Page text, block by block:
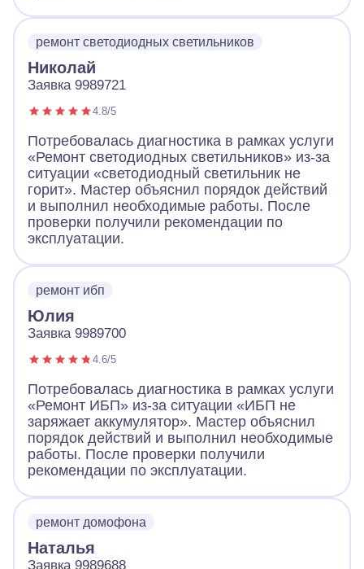
ремонт светодиодных светильников
Николай
Заявка 9989721
4.8/5
Потребовалась диагностика в рамках услуги
«Ремонт светодиодных светильников» из-за
ситуации «светодиодный светильник не
горит». Мастер объяснил порядок действий
и выполнил необходимые работы. После
проверки получили рекомендации по
эксплуатации.
ремонт ибп
Юлия
Заявка 9989700
4.6/5
Потребовалась диагностика в рамках услуги
«Ремонт ИБП» из-за ситуации «ИБП не
заряжает аккумулятор». Мастер объяснил
порядок действий и выполнил необходимые
работы. После проверки получили
рекомендации по эксплуатации.
ремонт домофона
Наталья
Заявка 9989688